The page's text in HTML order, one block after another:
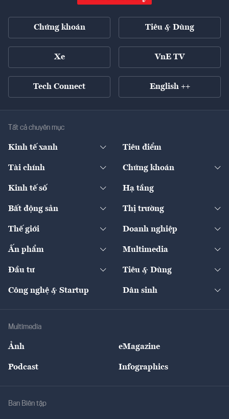
Chứng khoán Tiêu & Dùng
Xe VnE TV
Tech Connect English ++
Tất cả chuyên mục
Kinh tế xanh
Diễn đàn
Tiêu điểm
Tài chính
Ngân hàng
Bảo hiểm
Chứng khoán
Doanh nghiệp niêm yết
Khung pháp lý
Kinh tế số
Sản phẩm - Thị trường
Start-up
Quản trị số
Hạ tầng
Bất động sản
Chính sách
Tư vấn
Thị trường
Thị trường
Nông sản
Thế giới
Kinh tế
Doanh nghiệp
Ấn phẩm
The Guide
Multimedia
Đầu tư Tiêu & Dùng
Giải trí
Công nghệ & Startup Dân sinh
Multimedia
Ảnh eMagazine
Podcast Infographics
Ban Biên tập